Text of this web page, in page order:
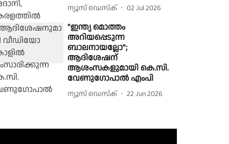
ന്യൂസ് ഡെസ്ക് 02 Jul 2026
"ഇന്ത്യ മൊത്തം
അറിയപ്പെടുന്ന
ബാലനായല്ലോ";
ആദിശേഷന്
ആശംസകളുമായി കെ.സി.
വേണുഗോപാൽ എംപി
ന്യൂസ് ഡെസ്ക് 22 Jun 2026